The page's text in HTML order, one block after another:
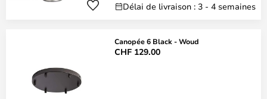
Délai de livraison : 3 - 4 semaines
Canopée 6 Black - Woud
CHF 129.00